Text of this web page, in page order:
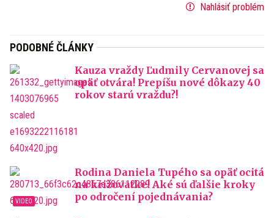
Nahlásiť problém
PODOBNÉ ČLÁNKY
Kauza vraždy Ľudmily Cervanovej sa
opäť otvára! Prepíšu nové dôkazy 40
rokov starú vraždu?!
Rodina Daniela Tupého sa opäť ocitá
na križovatke! Aké sú ďalšie kroky
po odročení pojednávania?